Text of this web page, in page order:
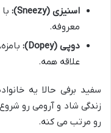
اسنیزی (Sneezy):
معروفه.
دوپی (Dopey):
علاقه همه.
سفید برفی حالا یه
زندگی شاد و آرومی رو
رو مرتب می کنه.